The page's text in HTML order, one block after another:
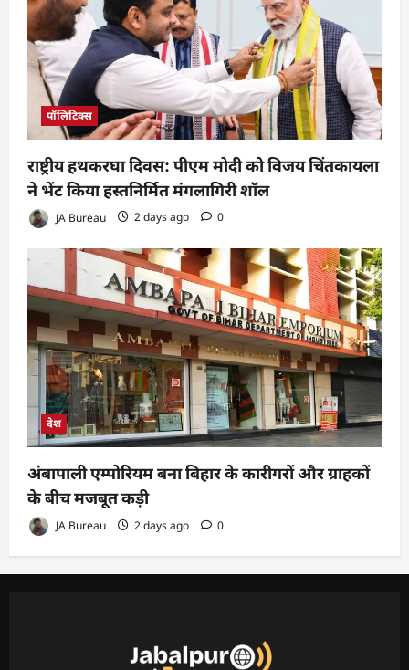
पॉलिटिक्स
राष्ट्रीय हथकरघा दिवस: पीएम मोदी को विजय चिंतकायला
ने भेंट किया हस्तनिर्मित मंगलागिरी शॉल
JA Bureau 2 days ago 0
देश
अंबापाली एम्पोरियम बना बिहार के कारीगरों और ग्राहकों
के बीच मजबूत कड़ी
JA Bureau 2 days ago 0